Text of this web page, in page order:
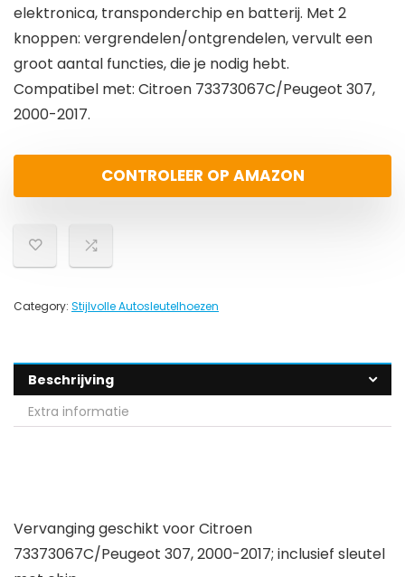
elektronica, transponderchip en batterij. Met 2
knoppen: vergrendelen/ontgrendelen, vervult een
groot aantal functies, die je nodig hebt.
Compatibel met: Citroen 73373067C/Peugeot 307,
2000-2017.
CONTROLEER OP AMAZON
Category: Stijlvolle Autosleutelhoezen
Beschrijving
Extra informatie
Vervanging geschikt voor Citroen
73373067C/Peugeot 307, 2000-2017; inclusief sleutel